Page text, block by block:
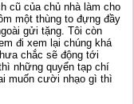
cũ của chủ nhà làm cho
một thùng to đựng đầy
gửi tặng. Tôi còn
đi xem lại chúng khá
chắc sẽ động tới
những quyển tạp chí
muốn cười nhạo gì thì